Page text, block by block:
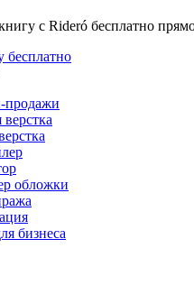
с Rideró бесплатно
бесплатно
обложки
бизнеса